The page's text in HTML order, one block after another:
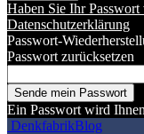
Haben Sie Ihr
Datenschutzerklärung
Passwort-
Passwort zurücksetzen
Ein Passwort wird
DenkfabrikBlog